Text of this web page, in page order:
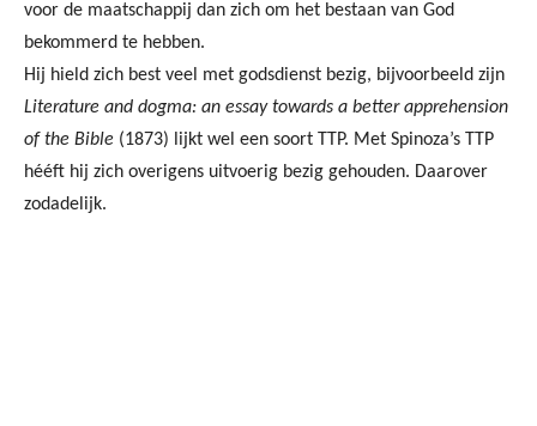
voor de maatschappij dan zich om het bestaan van God
bekommerd te hebben.
Hij hield zich best veel met godsdienst bezig, bijvoorbeeld zijn
Literature and dogma: an essay towards a better apprehension
of the Bible (1873) lijkt wel een soort TTP. Met Spinoza’s TTP
hééft hij zich overigens uitvoerig bezig gehouden. Daarover
zodadelijk.